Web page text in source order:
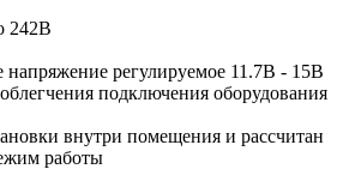
242В
напряжение регулируемое 11.7В - 15В
подключения оборудования
внутри помещения и рассчитан
работы